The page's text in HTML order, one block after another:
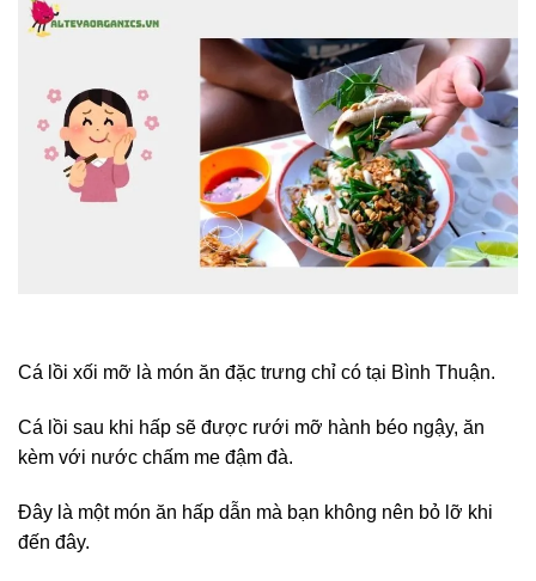
Cá lồi xối mỡ là món ăn đặc trưng chỉ có tại Bình Thuận.
Cá lồi sau khi hấp sẽ được rưới mỡ hành béo ngậy, ăn
kèm với nước chấm me đậm đà.
Đây là một món ăn hấp dẫn mà bạn không nên bỏ lỡ khi
đến đây.